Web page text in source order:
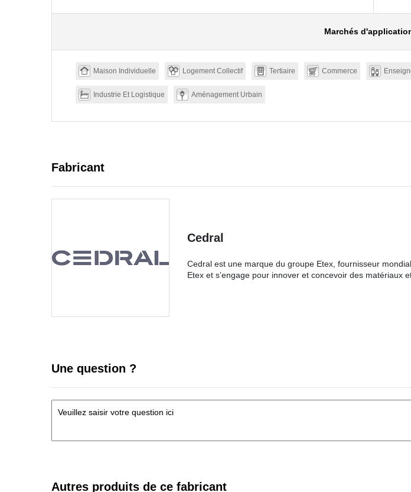
Marchés
Maison Individuelle Logement Collectif Tertiaire Commerce
Industrie Et Logistique Aménagement Urbain
Fabricant
Cedral
Cedral est une marque du groupe Etex, fournisseur
Etex et s’engage pour innover et concevoir des matériaux
Une question ?
Autres produits de ce fabricant